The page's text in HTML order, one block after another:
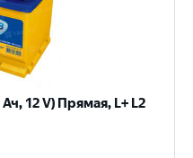
12 V) Прямая, L+ L2